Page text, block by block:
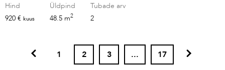
Hind
920 € kuus
Üldpind
48.5 m2
Tubade arv
2
1 2 3 ... 17